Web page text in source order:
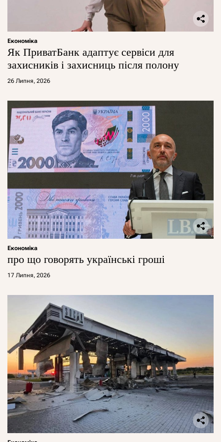
Економіка
Як ПриватБанк адаптує сервіси для
захисників і захисниць після полону
26 Липня, 2026
Економіка
про що говорять українські гроші
17 Липня, 2026